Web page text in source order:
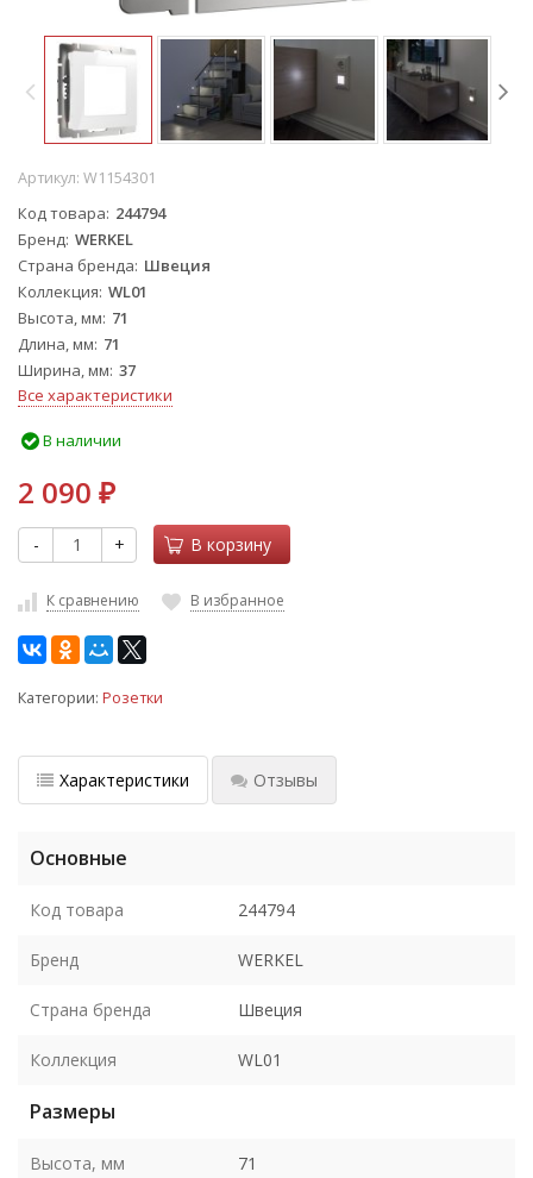
Артикул: W1154301
Код товара 244794
Бренд WERKEL
Страна бренда Швеция
Коллекция WL01
Высота, мм 71
Длина, мм 71
Ширина, мм 37
Все характеристики
В наличии
2 090 ₽
- + В корзину
К сравнению В избранное
Категории: Розетки
Характеристики Отзывы
Основные
Код товара 244794
Бренд WERKEL
Страна бренда Швеция
Коллекция WL01
Размеры
Высота, мм 71